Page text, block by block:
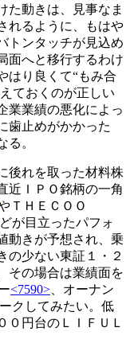
た動きは、見事なま
れるように、もはや
トンタッチが見込め
面へと移行するわけ
はり良くて“もみ合
ておくのが正しい
業業績の悪化によっ
歯止めがかかった
る。
後れを取った材料株
近ＩＰＯ銘柄の一角
ＴＨＥＣＯＯ
が目立ったパフォ
動きが予想され、乗
の少ない東証１・２
その場合は業績面を
<7590> 、オーナン
クしてみたい。低
０円台のＬＩＦＵＬ